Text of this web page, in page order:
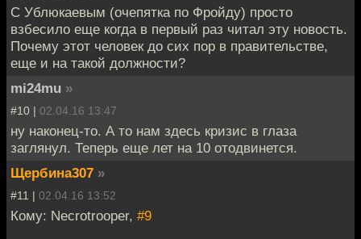
С Ублюкаевым (очепятка по Фройду) просто
взбесило еще когда в первый раз читал эту новость.
Почему этот человек до сих пор в правительстве,
еще и на такой должности?
mi24mu »
#10 | 02.04.16 13:47
ну наконец-то. А то нам здесь кризис в глаза
заглянул. Теперь еще лет на 10 отодвинется.
Щербина307 »
#11 | 02.04.16 13:52
Кому: Necrotrooper, #9